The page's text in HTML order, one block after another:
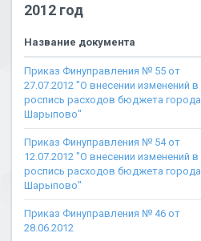
2012 год
Название документа
Приказ Финуправления № 55 от
27.07.2012 "О внесении изменений в
роспись расходов бюджета города
Шарыпово"
Приказ Финуправления № 54 от
12.07.2012 "О внесении изменений в
роспись расходов бюджета города
Шарыпово"
Приказ Финуправления № 46 от
28.06.2012